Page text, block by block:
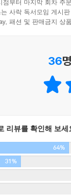
할 수 있다. 저자
우고 있는 직장인
하는 마음 훈련법
에 따라 유용한 도
한다. 그런데 어디
은 목소리도 큰 목
수 있는 효과적
된다’. 지나치
력과 시간을 낭비
부터 마지막 회차 주
사락 독서모임 게시
패션 및 판매금지 상
36
리뷰를 확인해 보세
64%
31%